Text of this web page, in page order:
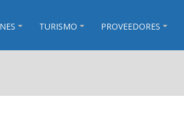
TURISMO PROVEEDORES